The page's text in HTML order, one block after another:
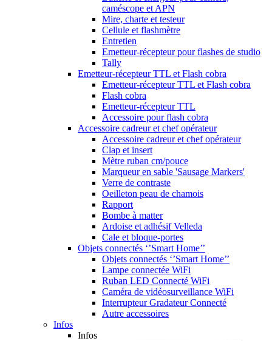
caméscope et APN
Mire, charte et testeur
Cellule et flashmètre
Entretien
Emetteur-récepteur pour flashes de studio
Tally
Emetteur-récepteur TTL et Flash cobra
Emetteur-récepteur TTL et Flash cobra
Flash cobra
Emetteur-récepteur TTL
Accessoire pour flash cobra
Accessoire cadreur et chef opérateur
Accessoire cadreur et chef opérateur
Clap et insert
Mètre ruban cm/pouce
Marqueur en sable 'Sausage Markers'
Verre de contraste
Oeilleton peau de chamois
Rapport
Bombe à matter
Ardoise et adhésif Velleda
Cale et bloque-portes
Objets connectés ‘’Smart Home’’
Objets connectés ‘’Smart Home’’
Lampe connectée WiFi
Ruban LED Connecté WiFi
Caméra de vidéosurveillance WiFi
Interrupteur Gradateur Connecté
Autre accessoires
Infos
Infos